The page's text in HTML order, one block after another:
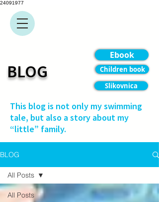
24091977
BLOG Children book
Ebook
Slikovnica
This blog is not only my swimming
tale, but also a story about my
“little” family.
BLOG
All Posts
All Posts